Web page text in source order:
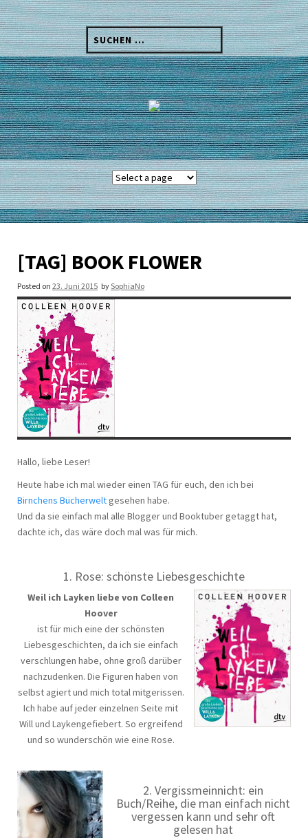
Skip
to
content
Suchen
nach:
[TAG] BOOK FLOWER
Posted on 23. Juni 2015 bySophiaNo
Hallo, liebe Leser!
Heute habe ich mal wieder einen TAG für euch, den ich bei
Birnchens Bücherwelt gesehen habe.
Und da sie einfach mal alle Blogger und Booktuber getaggt hat,
dachte ich, das wäre doch mal was für mich.
1. Rose: schönste Liebesgeschichte
Weil ich Layken liebe von Colleen
Hoover
ist für mich eine der schönsten
Liebesgeschichten, da ich sie einfach
verschlungen habe, ohne groß darüber
nachzudenken. Die Figuren haben von
selbst agiert und mich total mitgerissen.
Ich habe auf jeder einzelnen Seite mit
Will und Laykengefiebert. So ergreifend
und so wunderschön wie eine Rose.
2. Vergissmeinnicht: ein
Buch/Reihe, die man einfach nicht
vergessen kann und sehr oft
gelesen hat